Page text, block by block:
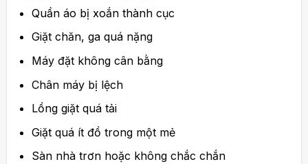
Quần áo bị xoắn thành cục
Giặt chăn, ga quá nặng
Máy đặt không cân bằng
Chân máy bị lệch
Lồng giặt quá tải
Giặt quá ít đồ trong một mẻ
Sàn nhà trơn hoặc không chắc chắn